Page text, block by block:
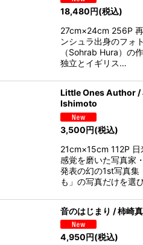
18,480円(税込)
27cm×24cm 256P
ンシュラ出身のフォ
（Sohrab Hura）の
独立とイギリス…
Little Ones Author /
Ishimoto
3,500円(税込)
21cm×15cm 112P
感覚を磨いた写真家
発表の幻の1st写真集
も」の写真だけを選
音のはじまり / 柿崎
4,950 円(税込)